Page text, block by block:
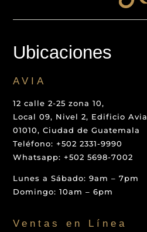
Ubicaciones
AVIA
12 calle 2-25 zona 10,
Local 09, Nivel 2, Edificio Avia
01010, Ciudad de Guatemala
Teléfono: +502 2331-9990
Whatsapp: +502 5698-7002
Lunes a Sábado: 9am – 7pm
Domingo: 10am – 6pm
Ventas en Línea